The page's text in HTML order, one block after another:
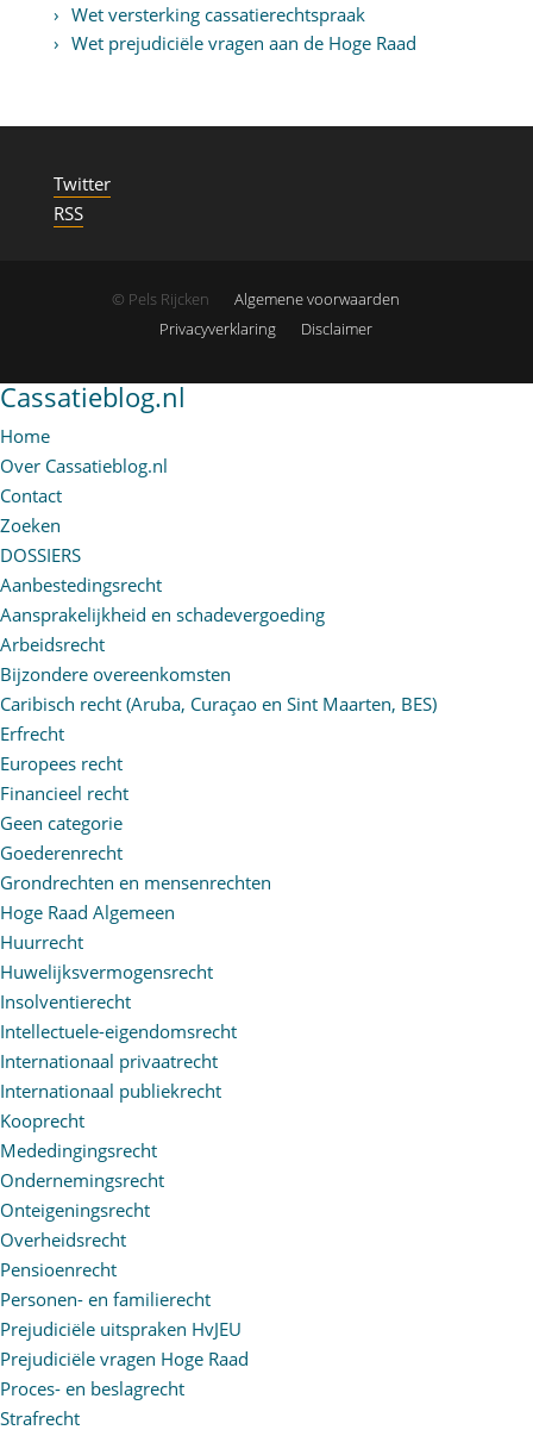
Wet versterking cassatierechtspraak
Wet prejudiciële vragen aan de Hoge Raad
Twitter
RSS
© Pels Rijcken
Algemene voorwaarden
Privacyverklaring
Disclaimer
Cassatieblog.nl
Home
Over Cassatieblog.nl
Contact
Zoeken
DOSSIERS
Aanbestedingsrecht
Aansprakelijkheid en schadevergoeding
Arbeidsrecht
Bijzondere overeenkomsten
Caribisch recht (Aruba, Curaçao en Sint Maarten, BES)
Erfrecht
Europees recht
Financieel recht
Geen categorie
Goederenrecht
Grondrechten en mensenrechten
Hoge Raad Algemeen
Huurrecht
Huwelijksvermogensrecht
Insolventierecht
Intellectuele-eigendomsrecht
Internationaal privaatrecht
Internationaal publiekrecht
Kooprecht
Mededingingsrecht
Ondernemingsrecht
Onteigeningsrecht
Overheidsrecht
Pensioenrecht
Personen- en familierecht
Prejudiciële uitspraken HvJEU
Prejudiciële vragen Hoge Raad
Proces- en beslagrecht
Strafrecht